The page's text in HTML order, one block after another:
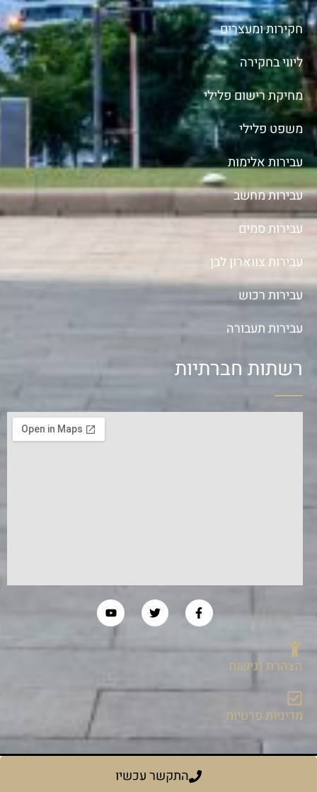
חקירות ומעצרים
ליווי בחקירה
מחיקת רישום פלילי
משפט פלילי
עבירות אלימות
עבירות מחשב
עבירות סמים
עבירות צווארון לבן
עבירות רכוש
עבירות תעבורה
רשתות חברתיות
הצהרת נגישות
מדיניות פרטיות
התקשר עכשיו